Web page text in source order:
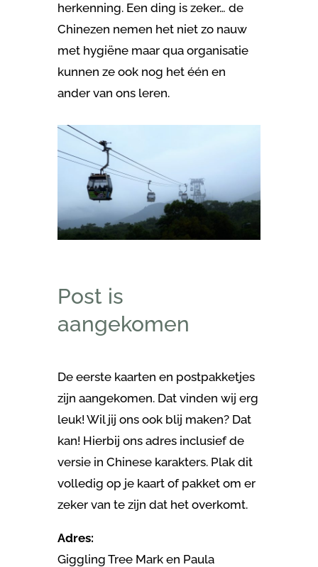
herkenning. Een ding is zeker… de
Chinezen nemen het niet zo nauw
met hygiëne maar qua organisatie
kunnen ze ook nog het één en
ander van ons leren.
Post is
aangekomen
De eerste kaarten en postpakketjes
zijn aangekomen. Dat vinden wij erg
leuk! Wil jij ons ook blij maken? Dat
kan! Hierbij ons adres inclusief de
versie in Chinese karakters. Plak dit
volledig op je kaart of pakket om er
zeker van te zijn dat het overkomt.
Adres:
Giggling Tree Mark en Paula